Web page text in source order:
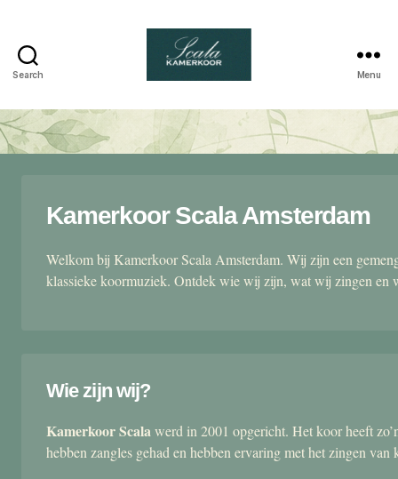
Search
kamerkoor
Menu
Kamerkoor Scala Amsterdam
Welkom bij Kamerkoor Scala Amsterdam. Wij zijn een
klassieke koormuziek. Ontdek wie wij zijn, wat wij zingen en
Wie zijn wij?
Kamerkoor Scalawerd in 2001 opgericht. Het koor heeft
hebben zangles gehad en hebben ervaring met het zingen van